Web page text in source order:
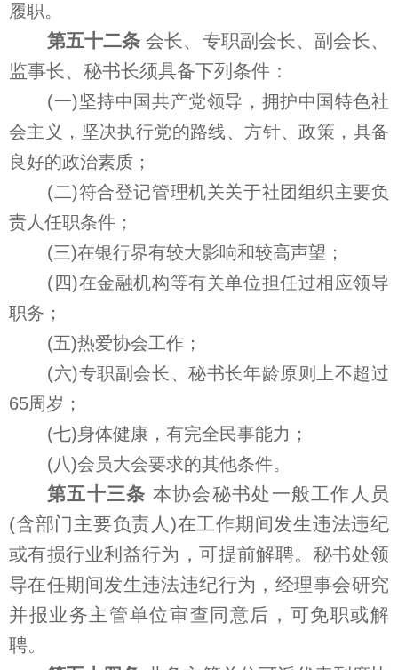
履职。
第五十二条 会长、专职副会长、副会长、
监事长、秘书长须具备下列条件：
(一)坚持中国共产党领导，拥护中国特色社
会主义，坚决执行党的路线、方针、政策，具备
良好的政治素质；
(二)符合登记管理机关关于社团组织主要负
责人任职条件；
(三)在银行界有较大影响和较高声望；
(四)在金融机构等有关单位担任过相应领导
职务；
(五)热爱协会工作；
(六)专职副会长、秘书长年龄原则上不超过
65周岁；
(七)身体健康，有完全民事能力；
(八)会员大会要求的其他条件。
第五十三条 本协会秘书处一般工作人员
(含部门主要负责人)在工作期间发生违法违纪
或有损行业利益行为，可提前解聘。秘书处领
导在任期间发生违法违纪行为，经理事会研究
并报业务主管单位审查同意后，可免职或解
聘。